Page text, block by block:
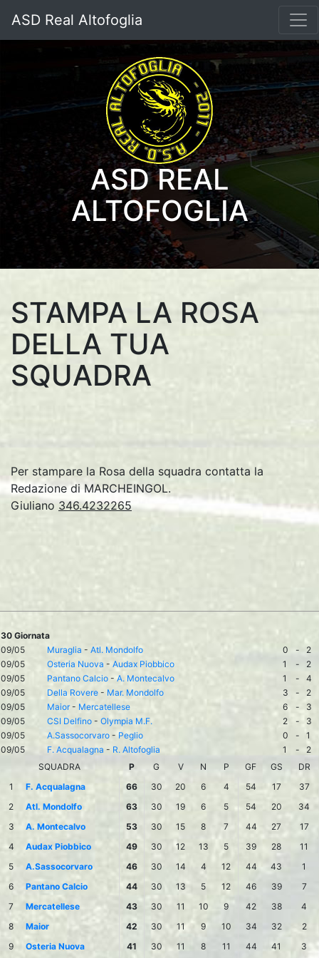
ASD Real Altofoglia
ASD REAL
ALTOFOGLIA
STAMPA LA ROSA
DELLA TUA
SQUADRA
Per stampare la Rosa della squadra contatta la
Redazione di MARCHEINGOL.
Giuliano 346.4232265
30 Giornata
09/05
Muraglia - Atl. Mondolfo 0 -
2
09/05
Osteria Nuova - Audax Piobbico 1 -
2
09/05
Pantano Calcio - A. Montecalvo 1 -
4
09/05
Della Rovere - Mar. Mondolfo 3 -
2
09/05
Maior- Mercatellese 6 -
3
09/05
CSI Delfino - Olympia M.F. 2 -
3
09/05
A.Sassocorvaro - Peglio 0 -
1
09/05
F. Acqualagna - R. Altofoglia 1 -
2
SQUADRA
P G V N P GF GS
DR
1
F. Acqualagna 66 30 20 6 4 54 17
37
2
Atl. Mondolfo 63 30 19 6 5 54 20
34
3
A. Montecalvo 53 30 15 8 7 44 27
17
4
Audax Piobbico 49 30 12 13 5 39 28
11
5
A.Sassocorvaro 46 30 14 4 12 44 43
1
6
Pantano Calcio 44 30 13 5 12 46 39
7
7
Mercatellese 43 30 11 10 9 42 38
4
8
Maior 42 30 11 9 10 34 32
2
9
Osteria Nuova 41 30 11 8 11 44 41 3